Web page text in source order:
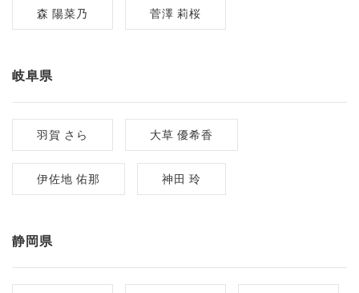
森 陽菜乃 菅澤 莉桜
岐阜県
羽賀 さら 大草 優希香
伊佐地 佑那 神田 玲
静岡県